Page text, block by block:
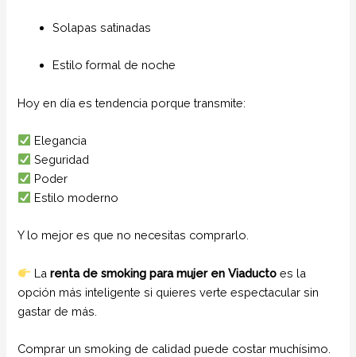
Solapas satinadas
Estilo formal de noche
Hoy en día es tendencia porque transmite:
Elegancia
Seguridad
Poder
Estilo moderno
Y lo mejor es que no necesitas comprarlo.
Larenta de smoking para mujer en Viaductoes la
opción más inteligente si quieres verte espectacular sin
gastar de más.
Comprar un smoking de calidad puede costar muchísimo.